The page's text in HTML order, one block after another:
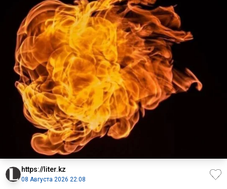
https://liter.kz
08 Августа 2026 22:08